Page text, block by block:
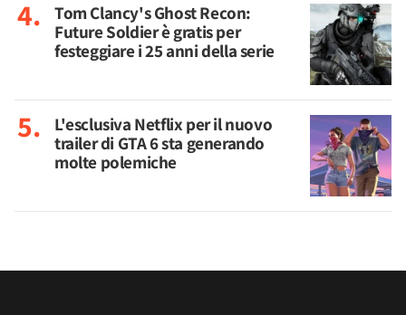
Tom Clancy's Ghost Recon:
Future Soldier è gratis per
festeggiare i 25 anni della serie
L'esclusiva Netflix per il nuovo
trailer di GTA 6 sta generando
molte polemiche